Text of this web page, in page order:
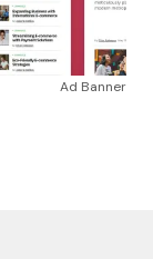
Ad Banner